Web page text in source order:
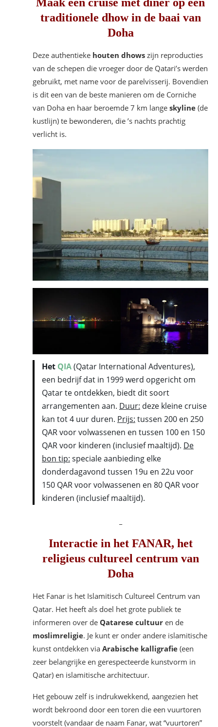
traditionele dhow in de baai van
Doha
Deze authentieke houten dhows zijn reproducties
van de schepen die vroeger door de Qatari’s werden
gebruikt, met name voor de parelvisserij. Bovendien
is dit een van de beste manieren om de Corniche
van Doha en haar beroemde 7 km lange skyline (de
kustlijn) te bewonderen, die ’s nachts prachtig
verlicht is.
Het QIA(Qatar International Adventures),
een bedrijf dat in 1999 werd opgericht om
Qatar te ontdekken, biedt dit soort
arrangementen aan. Duur: deze kleine cruise
kan tot 4 uur duren. Prijs: tussen 200 en 250
QAR voor volwassenen en tussen 100 en 150
QAR voor kinderen (inclusief maaltijd). De
bon tip: speciale aanbieding elke
donderdagavond tussen 19u en 22u voor
150 QAR voor volwassenen en 80 QAR voor
kinderen (inclusief maaltijd).
Interactie in het FANAR, het
religieus cultureel centrum van
Doha
Het Fanar is het Islamitisch Cultureel Centrum van
Qatar. Het heeft als doel het grote publiek te
informeren over de Qatarese cultuur en de
moslimreligie. Je kunt er onder andere islamitische
kunst ontdekken via Arabische kalligrafie (een
zeer belangrijke en gerespecteerde kunstvorm in
Qatar) en islamitische architectuur.
Het gebouw zelf is indrukwekkend, aangezien het
wordt bekroond door een toren die een vuurtoren
voorstelt (vandaar de naam Fanar, wat “vuurtoren”